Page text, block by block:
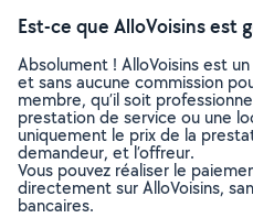
Est-ce que AlloVoisins est
Absolument ! AlloVoisins est
et sans aucune commission
membre, qu’il soit
prestation de service ou une
uniquement le prix de la
demandeur, et l’offreur.
Vous pouvez réaliser le
directement sur AlloVoisins,
bancaires.